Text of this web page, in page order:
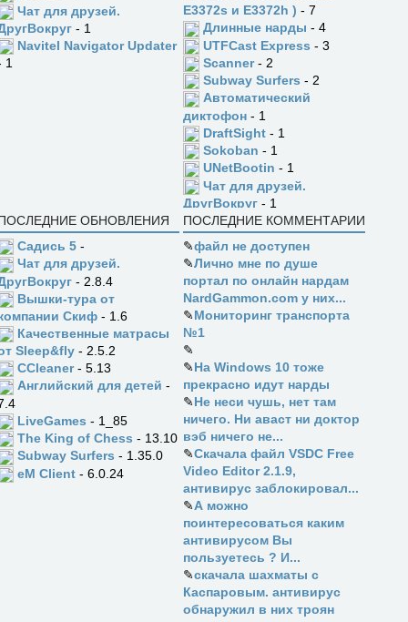
Чат для друзей.
- 1
Navitel Navigator Updater
1
E3372s и E3372h ) - 7
Длинные нарды - 4
UTFCast Express - 3
Scanner- 2
Subway Surfers - 2
Автоматический
диктофон - 1
DraftSight - 1
Sokoban - 1
UNetBootin - 1
Чат для друзей.
ДругВокруг - 1
ОБНОВЛЕНИЯ
Садись 5 -
Чат для друзей.
- 2.8.4
Вышки-тура от
Скиф - 1.6
Качественные матрасы
Sleep&fly - 2.5.2
CCleaner- 5.13
Английский для детей -
LiveGames - 1_85
The King of Chess - 13.10
Subway Surfers - 1.35.0
eM Client - 6.0.24
ПОСЛЕДНИЕ КОММЕНТАРИИ
✎файл не доступен
✎Лично мне по душе
портал по онлайн нардам
NardGammon.com у них...
✎Мониторинг транспорта
№1
✎
✎На Windows 10 тоже
прекрасно идут нарды
✎Не неси чушь, нет там
ничего. Ни аваст ни доктор
вэб ничего не...
✎Скачала файл VSDC Free
Video Editor 2.1.9,
антивирус заблокировал...
✎А можно
поинтересоваться каким
антивирусом Вы
пользуетесь ? И...
✎скачала шахматы с
Каспаровым. антивирус
обнаружил в них троян